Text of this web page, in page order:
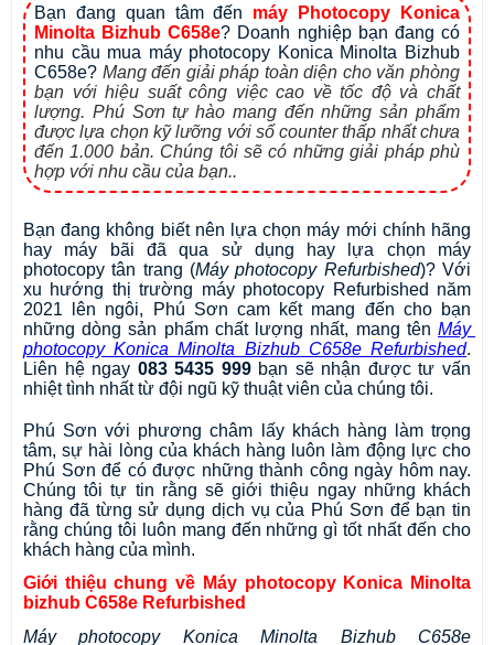
Bạn đang quan tâm đến máy Photocopy Konica
Minolta Bizhub C658e? Doanh nghiệp bạn đang có
nhu cầu mua máy photocopy Konica Minolta Bizhub
C658e? Mang đến giải pháp toàn diện cho văn phòng
bạn với hiệu suất công việc cao về tốc độ và chất
lượng. Phú Sơn tự hào mang đến những sản phẩm
được lựa chọn kỹ lưỡng với số counter thấp nhất chưa
đến 1.000 bản. Chúng tôi sẽ có những giải pháp phù
hợp với nhu cầu của bạn..
Bạn đang không biết nên lựa chọn máy mới chính hãng
hay máy bãi đã qua sử dụng hay lựa chọn máy
photocopy tân trang (Máy photocopy Refurbished)? Với
xu hướng thị trường máy photocopy Refurbished năm
2021 lên ngôi, Phú Sơn cam kết mang đến cho bạn
những dòng sản phẩm chất lượng nhất, mang tên Máy
photocopy Konica Minolta Bizhub C658e Refurbished.
Liên hệ ngay 083 5435 999 bạn sẽ nhận được tư vấn
nhiệt tình nhất từ đội ngũ kỹ thuật viên của chúng tôi.
Phú Sơn với phương châm lấy khách hàng làm trọng
tâm, sự hài lòng của khách hàng luôn làm động lực cho
Phú Sơn để có được những thành công ngày hôm nay.
Chúng tôi tự tin rằng sẽ giới thiệu ngay những khách
hàng đã từng sử dụng dịch vụ của Phú Sơn để bạn tin
rằng chúng tôi luôn mang đến những gì tốt nhất đến cho
khách hàng của mình.
Giới thiệu chung về Máy photocopy Konica Minolta
bizhub C658e Refurbished